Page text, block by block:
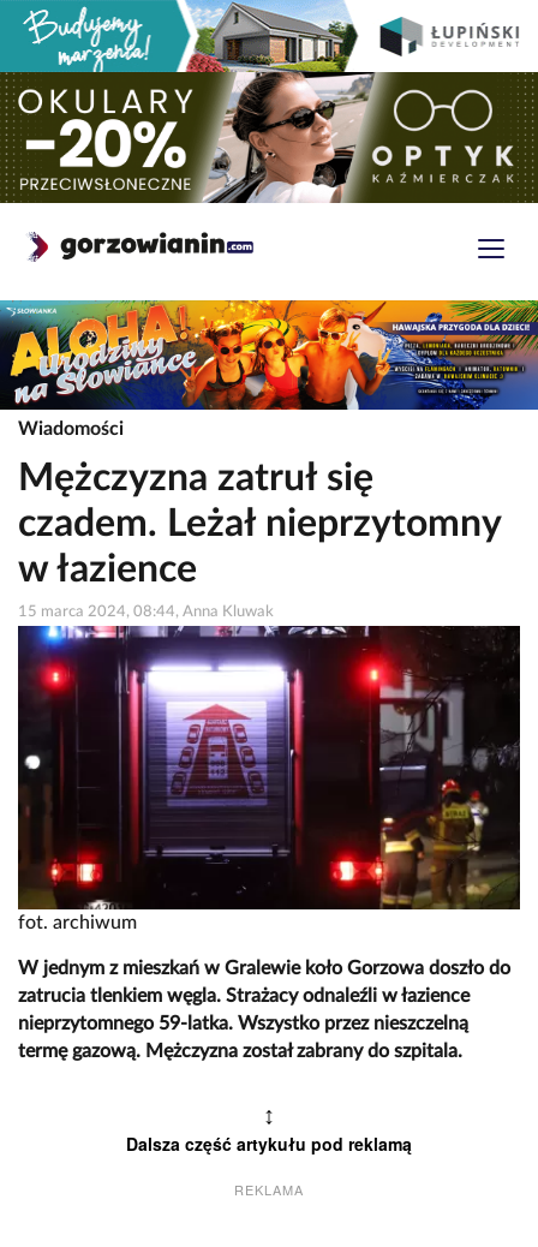
Wiadomości
Mężczyzna zatruł się
czadem. Leżał nieprzytomny
w łazience
15 marca 2024, 08:44, Anna Kluwak
fot. archiwum
W jednym z mieszkań w Gralewie koło Gorzowa doszło do
zatrucia tlenkiem węgla. Strażacy odnaleźli w łazience
nieprzytomnego 59-latka. Wszystko przez nieszczelną
termę gazową. Mężczyzna został zabrany do szpitala.
↕
Dalsza część artykułu pod reklamą
REKLAMA